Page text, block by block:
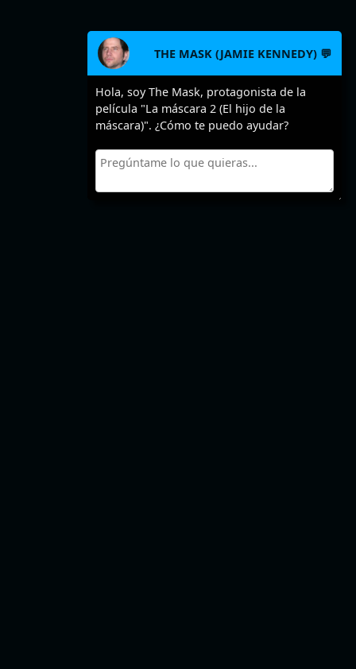
THE MASK (JAMIE KENNEDY) 💬
Hola, soy The Mask, protagonista de la
película "La máscara 2 (El hijo de la
máscara)". ¿Cómo te puedo ayudar?